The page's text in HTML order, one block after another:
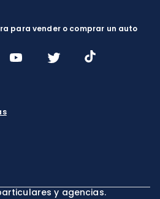
para vender o comprar un auto
y agencias.